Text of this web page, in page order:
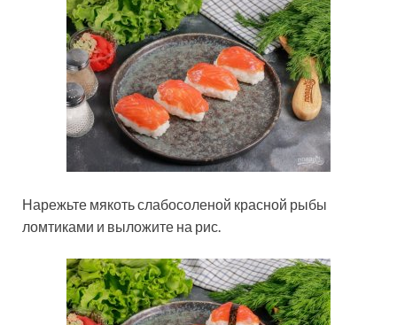
Нарежьте мякоть слабосоленой красной рыбы
ломтиками и выложите на рис.